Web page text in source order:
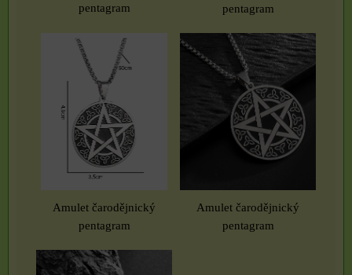
pentagram
pentagram
Amulet čarodějnický
pentagram
Amulet čarodějnický
pentagram